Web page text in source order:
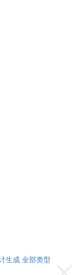
生成 全部类型